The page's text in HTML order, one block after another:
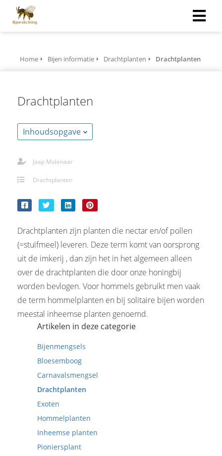
Home Bijen informatie Drachtplanten Drachtplanten
Drachtplanten
Inhoudsopgave
Jaap Molenaar
Drachtplanten
Drachtplanten zijn planten die nectar en/of pollen
(=stuifmeel) leveren. Deze term komt van oorsprong
uit de imkerij , dan zijn het in het algemeen alleen
over de drachtplanten die door onze honingbij
worden bevlogen. Voor hommels gebruikt men vaak
de term hommelplanten en bij solitaire bijen worden
meestal inheemse planten genoemd.
Artikelen in deze categorie
Bijenmengsels
Bloesemboog
Carnavalsmengsel
Drachtplanten
Exoten
Hommelplanten
Inheemse planten
Pioniersplant